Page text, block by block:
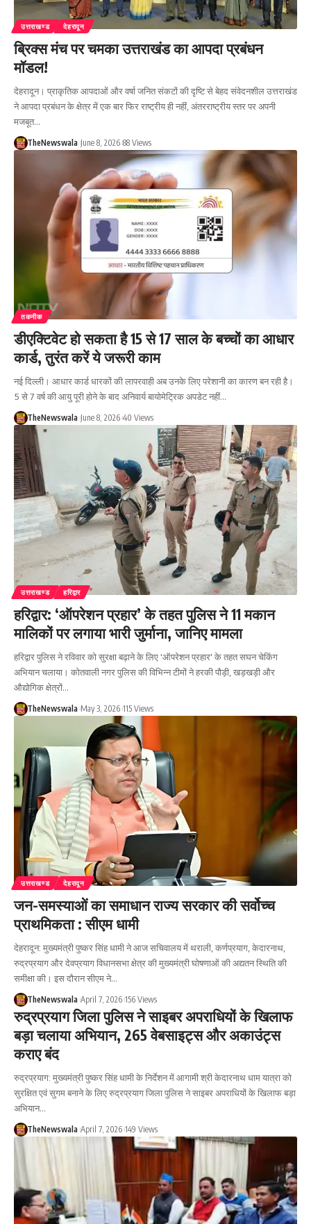
उत्तराखण्ड देहरादून
ब्रिक्स मंच पर चमका उत्तराखंड का आपदा प्रबंधन
मॉडल!
देहरादून। प्राकृतिक आपदाओं और वर्षा जनित संकटों की दृष्टि से बेहद संवेदनशील उत्तराखंड
ने आपदा प्रबंधन के क्षेत्र में एक बार फिर राष्ट्रीय ही नहीं, अंतरराष्ट्रीय स्तर पर अपनी
मजबूत…
TheNewswala June 8, 2026 88 Views
तकनीक
डीएक्टिवेट हो सकता है 15 से 17 साल के बच्चों का आधार
कार्ड, तुरंत करें ये जरूरी काम
नई दिल्ली। आधार कार्ड धारकों की लापरवाही अब उनके लिए परेशानी का कारण बन रही है।
5 से 7 वर्ष की आयु पूरी होने के बाद अनिवार्य बायोमेट्रिक अपडेट नहीं…
TheNewswala June 8, 2026 40 Views
उत्तराखण्ड हरिद्वार
हरिद्वार: ‘ऑपरेशन प्रहार’ के तहत पुलिस ने 11 मकान
मालिकों पर लगाया भारी जुर्माना, जानिए मामला
हरिद्वार पुलिस ने रविवार को सुरक्षा बढ़ाने के लिए 'ऑपरेशन प्रहार' के तहत सघन चेकिंग
अभियान चलाया। कोतवाली नगर पुलिस की विभिन्न टीमों ने हरकी पौड़ी, खड़खड़ी और
औद्योगिक क्षेत्रों…
TheNewswala May 3, 2026 115 Views
उत्तराखण्ड देहरादून
जन-समस्याओं का समाधान राज्य सरकार की सर्वोच्च
प्राथमिकता : सीएम धामी
देहरादून: मुख्यमंत्री पुष्कर सिंह धामी ने आज सचिवालय में थराली, कर्णप्रयाग, केदारनाथ,
रुद्रप्रयाग और देवप्रयाग विधानसभा क्षेत्र की मुख्यमंत्री घोषणाओं की अद्यतन स्थिति की
समीक्षा की। इस दौरान सीएम ने…
TheNewswala April 7, 2026 156 Views
रुद्रप्रयाग जिला पुलिस ने साइबर अपराधियों के खिलाफ
बड़ा चलाया अभियान, 265 वेबसाइट्स और अकाउंट्स
कराए बंद
रुद्रप्रयाग: मुख्यमंत्री पुष्कर सिंह धामी के निर्देशन में आगामी श्री केदारनाथ धाम यात्रा को
सुरक्षित एवं सुगम बनाने के लिए रुद्रप्रयाग जिला पुलिस ने साइबर अपराधियों के खिलाफ बड़ा
अभियान…
TheNewswala April 7, 2026 149 Views